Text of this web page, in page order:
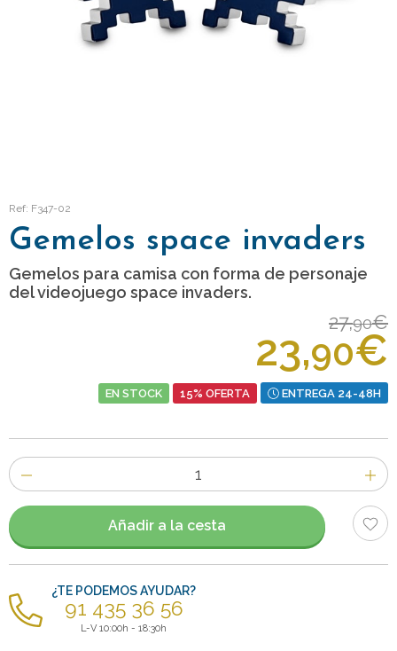
Ref: F347-02
Gemelos space invaders
Gemelos para camisa con forma de personaje
del videojuego space invaders.
27,90€
23,90€
EN STOCK 15% OFERTA ENTREGA 24-48H
Número
de
artículos
Añadir a la cesta
¿TE PODEMOS AYUDAR?
91 435 36 56
L-V 10:00h - 18:30h